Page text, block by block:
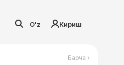
O'z Кириш
Барча ›